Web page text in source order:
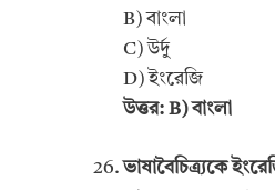
B) বাংলা
C) উর্দু
D) ইংরেজি
উত্তর: B) বাংলা
ভাষাবৈচিত্র্যকে